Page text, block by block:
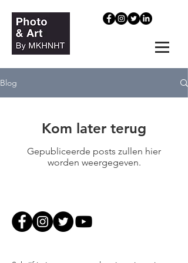
Blog
Kom later terug
Gepubliceerde posts zullen hier
worden weergegeven.